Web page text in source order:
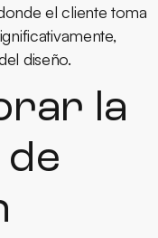
el cliente toma
diseño.
la